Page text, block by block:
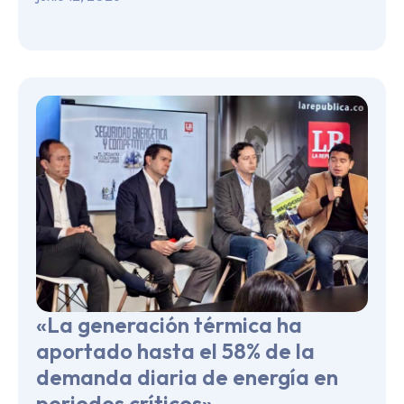
«La generación térmica ha
aportado hasta el 58% de la
demanda diaria de energía en